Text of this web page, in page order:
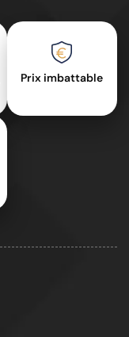
Prix imbattable